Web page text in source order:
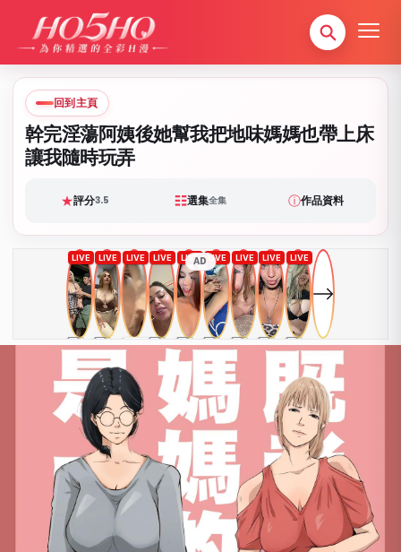
回到主頁
幹完淫蕩阿姨後她幫我把地味媽媽也帶上床
讓我隨時玩弄
★評分3.5 ☷選集全集 ⓘ作品資料
AD